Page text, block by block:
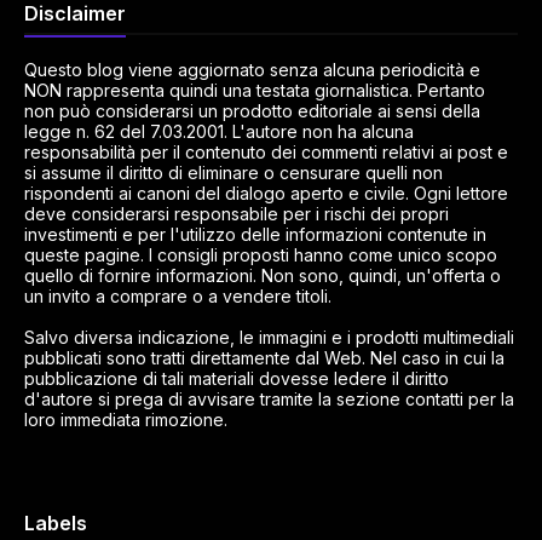
Disclaimer
Questo blog viene aggiornato senza alcuna periodicità e
NON rappresenta quindi una testata giornalistica. Pertanto
non può considerarsi un prodotto editoriale ai sensi della
legge n. 62 del 7.03.2001. L'autore non ha alcuna
responsabilità per il contenuto dei commenti relativi ai post e
si assume il diritto di eliminare o censurare quelli non
rispondenti ai canoni del dialogo aperto e civile. Ogni lettore
deve considerarsi responsabile per i rischi dei propri
investimenti e per l'utilizzo delle informazioni contenute in
queste pagine. I consigli proposti hanno come unico scopo
quello di fornire informazioni. Non sono, quindi, un'offerta o
un invito a comprare o a vendere titoli.
Salvo diversa indicazione, le immagini e i prodotti multimediali
pubblicati sono tratti direttamente dal Web. Nel caso in cui la
pubblicazione di tali materiali dovesse ledere il diritto
d'autore si prega di avvisare tramite la sezione contatti per la
loro immediata rimozione.
Labels